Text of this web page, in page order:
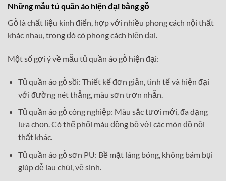
Những mẫu tủ quần áo hiện đại bằng gỗ
Gỗ là chất liệu kinh điển, hợp với nhiều phong cách nội thất
khác nhau, trong đó có phong cách hiện đại.
Một số gợi ý về mẫu tủ quần áo gỗ hiện đại:
Tủ quần áo gỗ sồi: Thiết kế đơn giản, tinh tế và hiện đại
với đường nét thẳng, màu sơn trơn nhẵn.
Tủ quần áo gỗ công nghiệp: Màu sắc tươi mới, đa dạng
lựa chọn. Có thể phối màu đồng bộ với các món đồ nội
thất khác.
Tủ quần áo gỗ sơn PU: Bề mặt láng bóng, không bám bụi
giúp dễ lau chùi, vệ sinh.